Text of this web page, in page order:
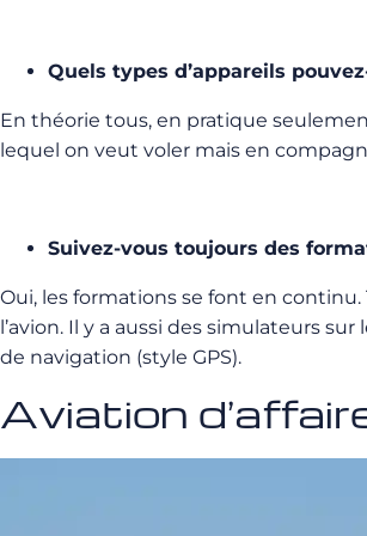
Quels types d’appareils
En théorie tous, en pratique
lequel on veut voler mais en
Suivez-vous toujours des
Oui, les formations se font en
l’avion. Il y a aussi des simulateurs
de navigation (style GPS).
Aviation